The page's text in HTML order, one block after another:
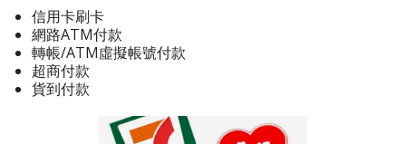
信用卡刷卡
網路ATM付款
轉帳/ATM虛擬帳號付款
超商付款
貨到付款